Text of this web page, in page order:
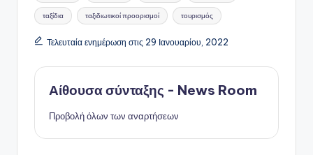
ταξίδια ταξιδιωτικοί προορισμοί τουρισμός
Τελευταία ενημέρωση στις 29 Ιανουαρίου, 2022
Αίθουσα σύνταξης - News Room
Προβολή όλων των αναρτήσεων